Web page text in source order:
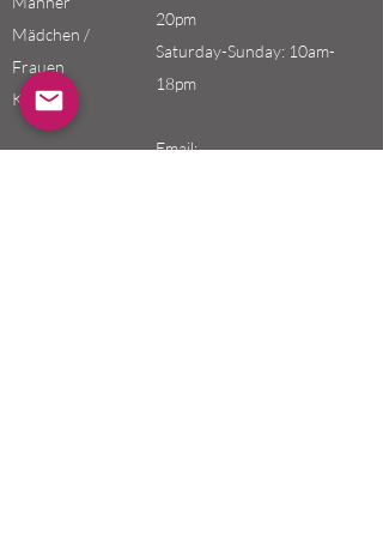
Mädchen /
Frauen
Kinder
20pm
Saturday-Sunday: 10am-
18pm
Email: